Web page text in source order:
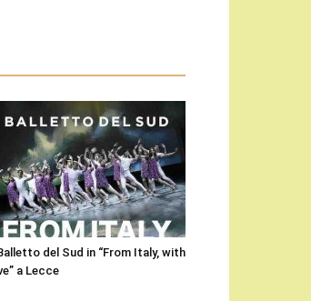
del Sud in “From Italy, with
a Lecce